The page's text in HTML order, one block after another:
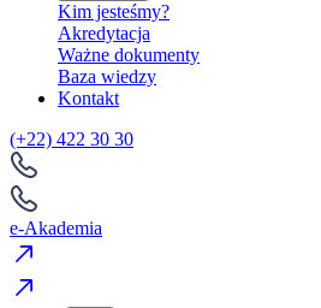
Kim jesteśmy?
Akredytacja
Ważne dokumenty
Baza wiedzy
Kontakt
(+22) 422 30 30
e-Akademia